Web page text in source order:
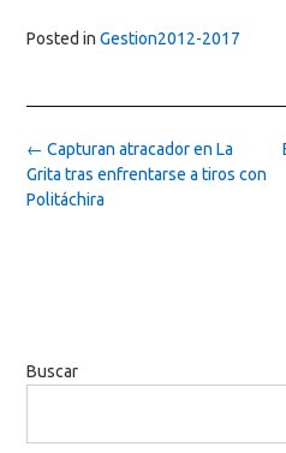
Posted in Gestion2012-2017
Post
navigation
← Capturan atracador en La
Grita tras enfrentarse a tiros con
Politáchira
Buscar